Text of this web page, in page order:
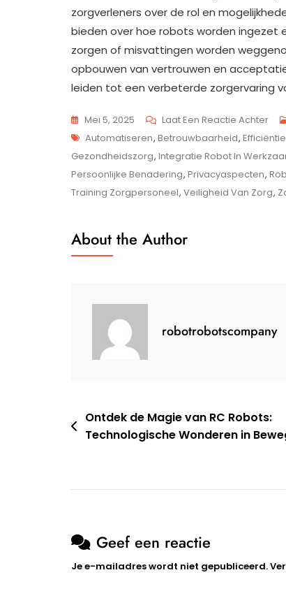
zorgverleners over de rol en
bieden over hoe robots worden ingezet
zorgen of misvattingen worden
opbouwen van vertrouwen en
leiden tot een verbeterde zorgervaring
Mei 5, 2025 Laat Een Reactie AchterOp
De
Rol
Van
Tags
Automatiseren, Betrouwbaarheid, Efficiëntie
Gezondheidszorg, Integratie Robot In
Persoonlijke Benadering, Privacyaspecten,
Training Zorgpersoneel, Veiligheid Van Zorg,
About the Author
robotrobotscompany
Bericht
navigatie
Ontdek de Magie van RC Robots:
Technologische Wonderen in
Geef een reactie
Je e-mailadres wordt niet gepubliceerd.